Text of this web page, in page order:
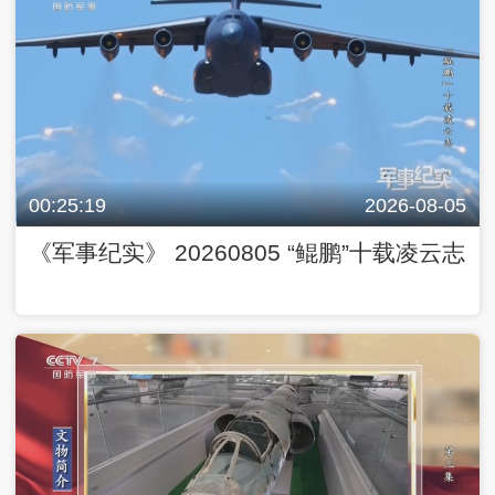
00:25:19 2026-08-05
《军事纪实》 20260805 “鲲鹏”十载凌云志